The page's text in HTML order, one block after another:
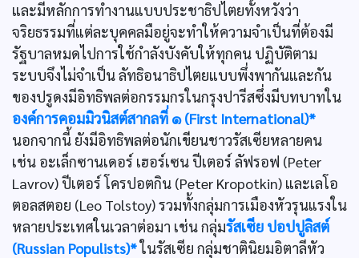
และมีหลักการทำงานแบบประชาธิปไตยทั้งหวังว่า
จริยธรรมที่แต่ละบุคคลมือยู่จะทำให้ความจำเป็นที่ต้องมี
รัฐบาลหมดไปการใช้กำลังบังคับให้ทุกคน ปฏิบัติตาม
ระบบจึงไม่จำเป็น ลัทธิอนาธิปไตยแบบพึ่งพากันและกัน
ของปรูดงมีอิทธิพลต่อกรรมกรในกรุงปารีสซึ่งมีบทบาทใน
องค์การคอมมิวนิสต์สากลที่ ๑ (First International)*
นอกจากนี้ ยังมีอิทธิพลต่อนักเขียนชาวรัสเซียหลายคน
เช่น อะเล็กซานเดอร์ เฮอร์เซน ปีเตอร์ ลัฟรอฟ (Peter
Lavrov) ปีเตอร์ โครปอตกิน (Peter Kropotkin) และเลโอ
ตอลสตอย (Leo Tolstoy) รวมทั้งกลุ่มการเมืองหัวรุนแรงใน
หลายประเทศในเวลาต่อมา เช่น กลุ่มรัสเซีย ปอปปูลิสต์
(Russian Populists)*ในรัสเซีย กลุ่มชาตินิยมอิตาลีหัว